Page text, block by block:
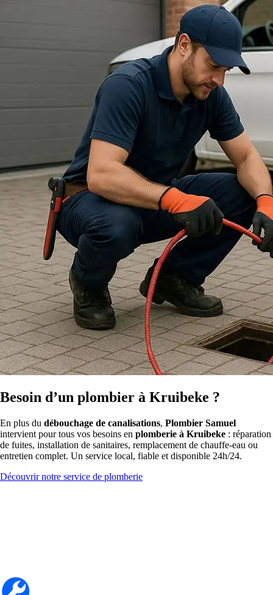
Besoin d’un plombier à Kruibeke ?
En plus du débouchage de canalisations, Plombier Samuel
intervient pour tous vos besoins en plomberie à Kruibeke : réparation
de fuites, installation de sanitaires, remplacement de chauffe-eau ou
entretien complet. Un service local, fiable et disponible 24h/24.
Découvrir notre service de plomberie